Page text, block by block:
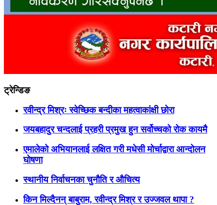
ट्रेन्डिङ
रवीन्द्र मिश्रः स्वेच्छिक बन्दीका महत्वाकांक्षी छोरा
जयबहादुर चन्दलाई प्रहरी प्रमुख हुन सर्वोच्चको रोक कायमै
एमालेको अभियानलाई लक्षित गरी मधेसी मोर्चाद्वारा आन्दोलन
घोषणा
स्थानीय निर्वाचनका चुनौति र औचित्य
किन मिल्दैनन् बाबुराम, रवीन्द्र मिश्र र उज्जवल थापा ?